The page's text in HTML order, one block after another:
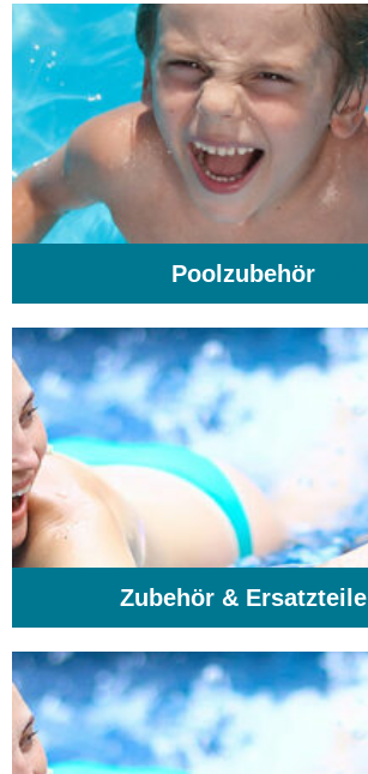
Poolzubehör
Zubehör & Ersatzteile